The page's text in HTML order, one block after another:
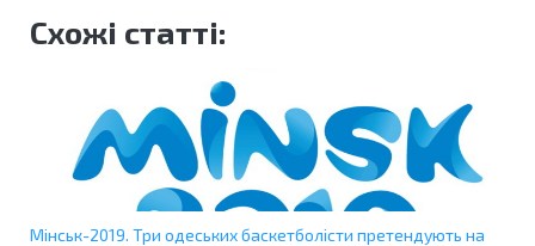
Схожі статті:
Мінськ-2019. Три одеських баскетболісти претендують на